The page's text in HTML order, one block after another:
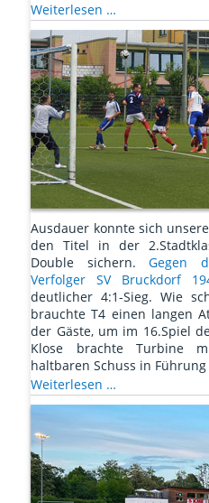
Weiterlesen …
um
den
Finaleinzug
Ausdauer konnte sich
den Titel in der
Double sichern.Gegen
Verfolger SV Bruckdorf
deutlicher 4:1-Sieg. Wie
brauchte T4 einen langen
der Gäste, um im 16.Spiel
Klose brachte Turbine
haltbaren Schuss in Führung
Weiterlesen …
IV
macht
das
Double
perfekt